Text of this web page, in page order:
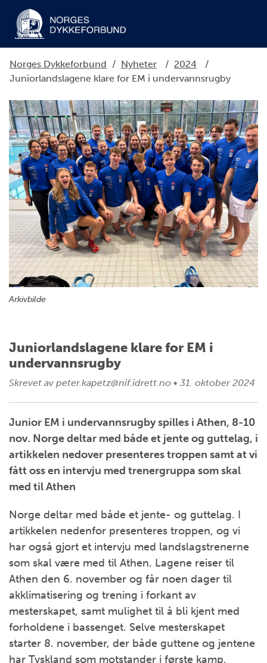
Norges Dykkeforbund / Nyheter / 2024
/
Juniorlandslagene klare for EM i undervannsrugby
Arkivbilde
Juniorlandslagene klare for EM i
undervannsrugby
Skrevet av peter.kapetz@nif.idrett.no • 31. oktober 2024
Junior EM i undervannsrugby spilles i Athen, 8-10
nov. Norge deltar med både et jente og guttelag, i
artikkelen nedover presenteres troppen samt at vi
fått oss en intervju med trenergruppa som skal
med til Athen
Norge deltar med både et jente- og guttelag. I
artikkelen nedenfor presenteres troppen, og vi
har også gjort et intervju med landslagstrenerne
som skal være med til Athen. Lagene reiser til
Athen den 6. november og får noen dager til
akklimatisering og trening i forkant av
mesterskapet, samt mulighet til å bli kjent med
forholdene i bassenget. Selve mesterskapet
starter 8. november, der både guttene og jentene
har Tyskland som motstander i første kamp.